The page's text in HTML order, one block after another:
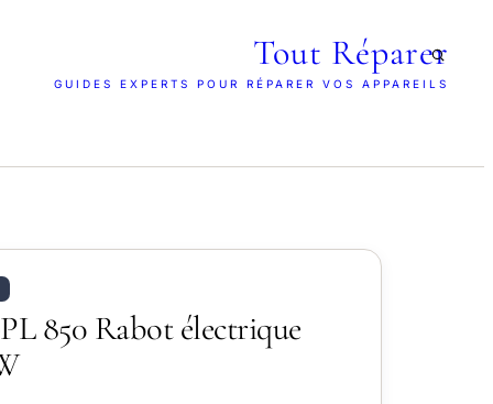
Tout Réparer
GUIDES EXPERTS POUR RÉPARER VOS APPAREILS
850 Rabot électrique